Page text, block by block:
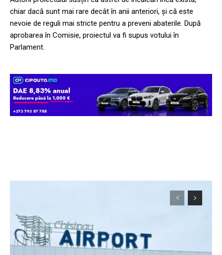
chiar dacă sunt mai rare decât în anii anteriori, și că este
nevoie de reguli mai stricte pentru a preveni abaterile. După
aprobarea în Comisie, proiectul va fi supus votului în
Parlament.